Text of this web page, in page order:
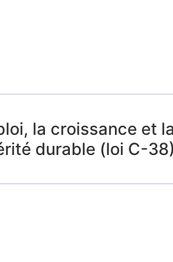
la croissance et la
durable (loi C-38)